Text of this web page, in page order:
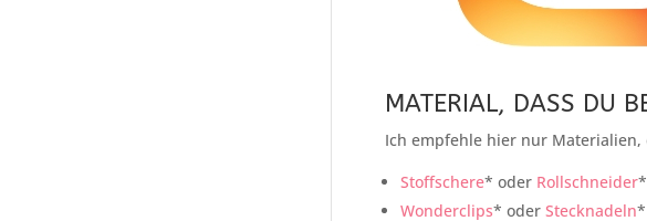
MATERIAL, DASS DU
Ich empfehle hier nur
Stoffschere* oder Rollschneider
Wonderclips* oderStecknadeln*